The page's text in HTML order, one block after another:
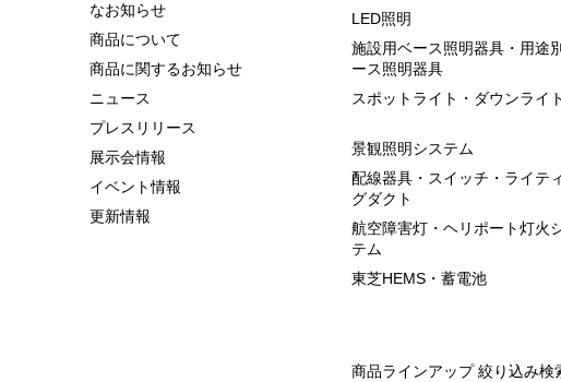
なお知らせ
商品について
商品に関するお知らせ
ニュース
プレスリリース
展示会情報
イベント情報
更新情報
LED照明
施設用ベース照明器具・用途
ース照明器具
スポットライト・ダウンライト
景観照明システム
配線器具・スイッチ・ライテ
グダクト
航空障害灯・ヘリポート灯火
テム
東芝HEMS・蓄電池
商品ラインアップ 絞り込み検